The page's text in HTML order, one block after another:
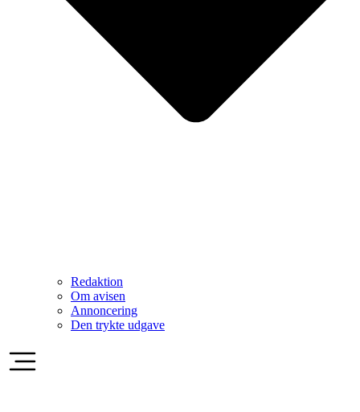
Redaktion
Om avisen
Annoncering
Den trykte udgave